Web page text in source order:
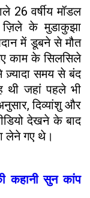
26 वर्षीय मॉडल
ज़िले के मुडाकुझा
में डूबने से मौत
काम के सिलसिले
समय से बंद
थी जहां पहले भी
दिव्यांशु और
देखने के बाद
लेने गए थे।
कहानी सुन कांप